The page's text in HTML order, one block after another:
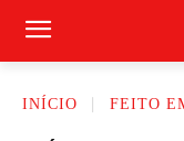
INÍCIO FEITO